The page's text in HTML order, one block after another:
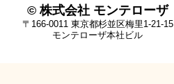
© 株式会社 モンテローザ
〒166-0011 東京都杉並区梅里1-21-15
モンテローザ本社ビル